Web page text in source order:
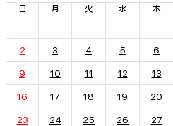
日 月 火 水 木
2 3 4 5 6
9 10 11 12 13
16 17 18 19 20
23 24 25 26 27